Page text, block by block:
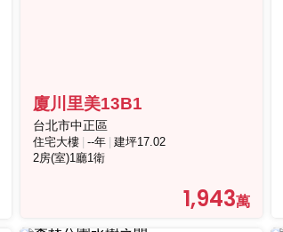
廈川里美13B1
台北市中正區
住宅大樓 --年 建坪17.02
2房(室)1廳1衛
1,943